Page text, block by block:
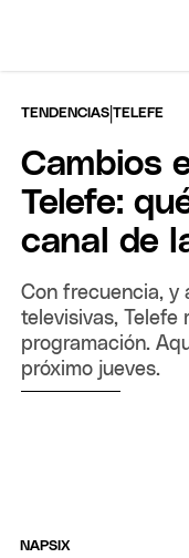
TENDENCIAS |TELEFE
Cambios
Telefe:
canal de
Con frecuencia, y
televisivas, Telefe
programación.
próximo jueves.
NAPSIX